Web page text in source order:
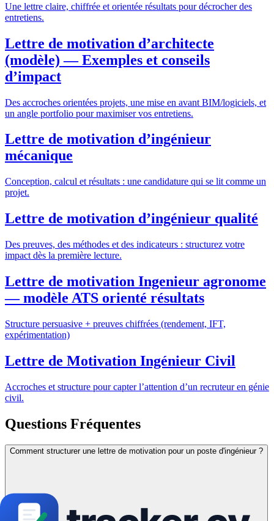
Une lettre claire, chiffrée et orientée résultats pour décrocher des
entretiens.
Lettre de motivation d’architecte
(modèle) — Exemples et conseils
d’impact
Des accroches orientées projets, une mise en avant BIM/logiciels, et
un angle portfolio pour maximiser vos entretiens.
Lettre de motivation d’ingénieur
mécanique
Conception, calcul et résultats : une candidature qui se lit comme un
projet.
Lettre de motivation d’ingénieur qualité
Des preuves, des méthodes et des indicateurs : structurez votre
impact dès la première lecture.
Lettre de motivation Ingenieur agronome
— modèle ATS orienté résultats
Structure persuasive + preuves chiffrées (rendement, IFT,
expérimentation)
Lettre de Motivation Ingénieur Civil
Accroches et structure pour capter l’attention d’un recruteur en génie
civil.
Questions Fréquentes
Comment structurer une lettre de motivation pour un poste d'ingénieur ?